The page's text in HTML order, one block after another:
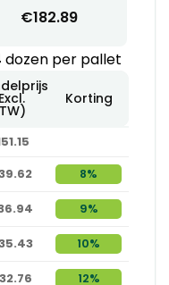
€182.89
dozen per pallet
Korting
8%
9%
10%
12%